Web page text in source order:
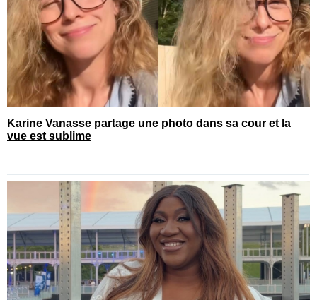
Karine Vanasse partage une photo dans sa cour et la
vue est sublime